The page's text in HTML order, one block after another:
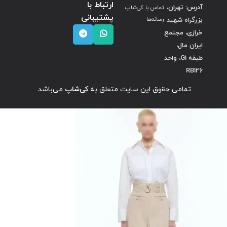
آدرس: تهران،
بزرگراه شهید
خرازی، مجتمع
ایران مال،
طبقه G1، واحد
RB126
تماس با کی‌شاپ
رسانه‌ها
ارتباط با
پشتیبانی
تمامی حقوق این سایت متعلق بهکِی‌شاپ می‌باشد.